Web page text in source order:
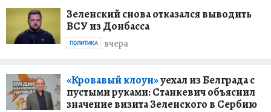
Зеленский снова отказался выводить
ВСУ из Донбасса
вчера
ПОЛИТИКА
«Кровавый клоун»уехал из Белграда с
пустыми руками: Станкевич объяснил
значение визита Зеленского в Сербию